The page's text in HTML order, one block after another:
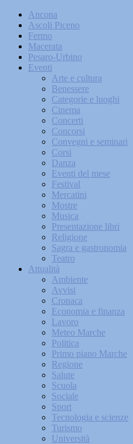
Ancona
Ascoli Piceno
Fermo
Macerata
Pesaro-Urbino
Eventi
Arte e cultura
Benessere
Categorie e luoghi
Cinema
Concerti
Concorsi
Convegni e seminari
Corsi
Danza
Eventi del mese
Festival
Mercatini
Mostre
Musica
Presentazione libri
Religione
Sagra e gastronomia
Teatro
Attualità
Ambiente
Avvisi
Cronaca
Economia e finanza
Lavoro
Meteo Marche
Politica
Primo piano Marche
Regione
Salute
Scuola
Sociale
Sport
Tecnologia e scienze
Turismo
Università